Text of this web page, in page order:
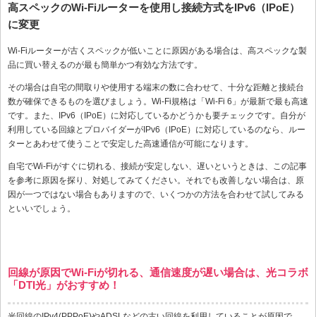
高スペックのWi-Fiルーターを使用し接続方式をIPv6（IPoE）
に変更
Wi-Fiルーターが古くスペックが低いことに原因がある場合は、高スペックな製
品に買い替えるのが最も簡単かつ有効な方法です。
その場合は自宅の間取りや使用する端末の数に合わせて、十分な距離と接続台
数が確保できるものを選びましょう。Wi-Fi規格は「Wi-Fi 6」が最新で最も高速
です。また、IPv6（IPoE）に対応しているかどうかも要チェックです。自分が
利用している回線とプロバイダーがIPv6（IPoE）に対応しているのなら、ルー
ターとあわせて使うことで安定した高速通信が可能になります。
自宅でWi-Fiがすぐに切れる、接続が安定しない、遅いというときは、この記事
を参考に原因を探り、対処してみてください。それでも改善しない場合は、原
因が一つではない場合もありますので、いくつかの方法を合わせて試してみる
といいでしょう。
回線が原因でWi-Fiが切れる、通信速度が遅い場合は、光コラボ
「DTI光」がおすすめ！